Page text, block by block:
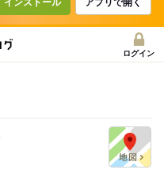
インストール アプリで開く
ログイン